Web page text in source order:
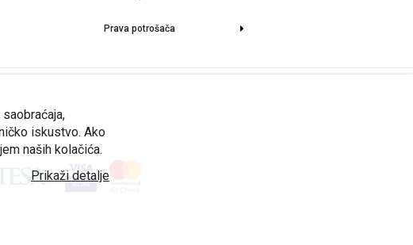
Prava potrošača
artikle, informacije o stanju lagera i aktuelnim cenama možete dobiti na upit.
iskustvo. Ako
naših kolačića.
Prikaži detalje